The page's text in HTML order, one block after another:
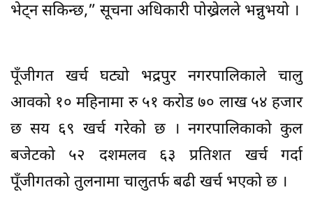
भेट्न सकिन्छ,” सूचना अधिकारी पोख्रेलले भन्नुभयो ।
पूँजीगत खर्च घट्यो भद्रपुर नगरपालिकाले चालु
आवको १० महिनामा रु ५१ करोड ७० लाख ५४ हजार
छ सय ६९ खर्च गरेको छ । नगरपालिकाको कुल
बजेटको ५२ दशमलव ६३ प्रतिशत खर्च गर्दा
पूँजीगतको तुलनामा चालुतर्फ बढी खर्च भएको छ ।